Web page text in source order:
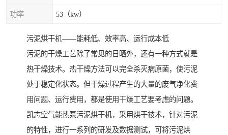
功率 53（kw）
污泥烘干机——能耗低、效率高、运行成本低
污泥的干燥工艺除了常见的日晒外，还有一种方式就是
热干燥技术。热干燥方法可以完全杀灭病原菌，使污泥
处于稳定化状态。但干燥过程产生的大量的废气净化费
用问题、运行费用，都是使用干燥工艺要考虑的问题。
凯志空气能热泵污泥烘干机，采用烘干技术，针对污泥
的特性，进行一系列的研发及数据测试，可将污泥烘